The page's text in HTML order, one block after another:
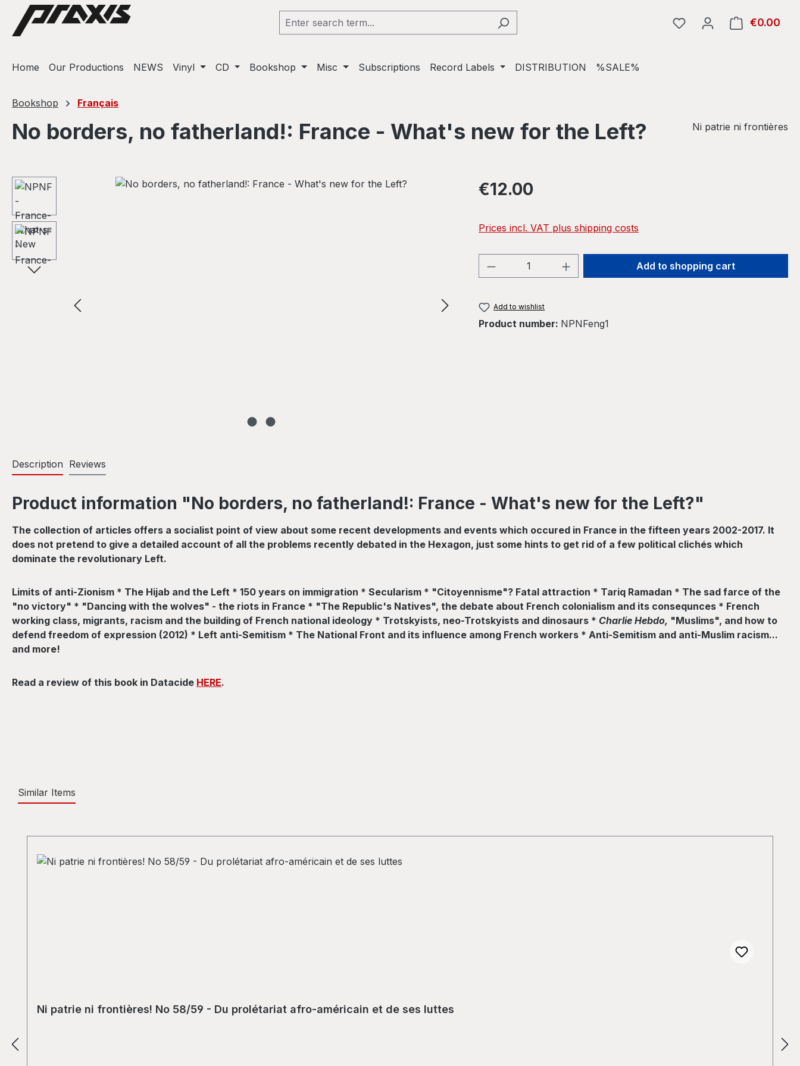
to main content
Skip to search
Skip to main navigation
€0.00
Home Our Productions NEWS Vinyl CD Bookshop Misc Subscriptions Record Labels DISTRIBUTION %SALE%
Bookshop Français
No borders, no fatherland!: France - What's new for the Left? Ni patrie ni frontières
Skip image gallery Regular price:
€12.00
Prices incl. VAT plus shipping costs
Product Quantity: Enter the desired amount
Add to shopping cart
Add to wishlist
Product number: NPNFeng1
Description Reviews
Product information "No borders, no fatherland!: France - What's new for the Left?"
The collection of articles offers a socialist point of view about some recent developments and events which occured in France in the fifteen years 2002-2017. It
does not pretend to give a detailed account of all the problems recently debated in the Hexagon, just some hints to get rid of a few political clichés which
dominate the revolutionary Left.
Limits of anti-Zionism * The Hijab and the Left * 150 years on immigration * Secularism * "Citoyennisme"? Fatal attraction * Tariq Ramadan * The sad farce of the
"no victory" * "Dancing with the wolves" - the riots in France * "The Republic's Natives", the debate about French colonialism and its consequnces * French
working class, migrants, racism and the building of French national ideology * Trotskyists, neo-Trotskyists and dinosaurs * Charlie Hebdo, "Muslims", and how to
defend freedom of expression (2012) * Left anti-Semitism * The National Front and its influence among French workers * Anti-Semitism and anti-Muslim racism...
and more!
Read a review of this book in Datacide HERE.
Similar Items
Ni patrie ni frontières! No 58/59 - Du prolétariat afro-américain et de ses luttes